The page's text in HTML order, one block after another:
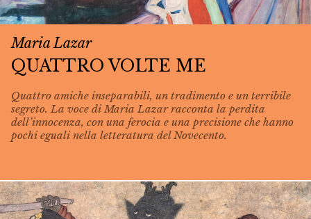
Maria Lazar
QUATTRO VOLTE ME
Quattro amiche inseparabili, un tradimento e un terribile
segreto. La voce di Maria Lazar racconta la perdita
dell’innocenza, con una ferocia e una precisione che hanno
pochi eguali nella letteratura del Novecento.